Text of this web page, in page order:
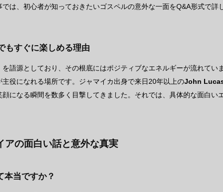
は、初心者が知っておきたいゴスペルの意外な一面をQ&A形式で詳
もすぐに楽しめる理由
語源としており、その根底にはポジティブなエネルギーが流れてい
役になれる場所です。ジャマイカ出身で来日20年以上のJohn
になる瞬間を数多く目撃してきました。それでは、具体的な面白い
の面白い話と意外な真実
本当ですか？